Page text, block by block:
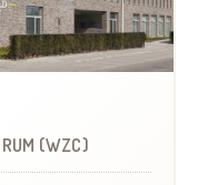
(WZC)